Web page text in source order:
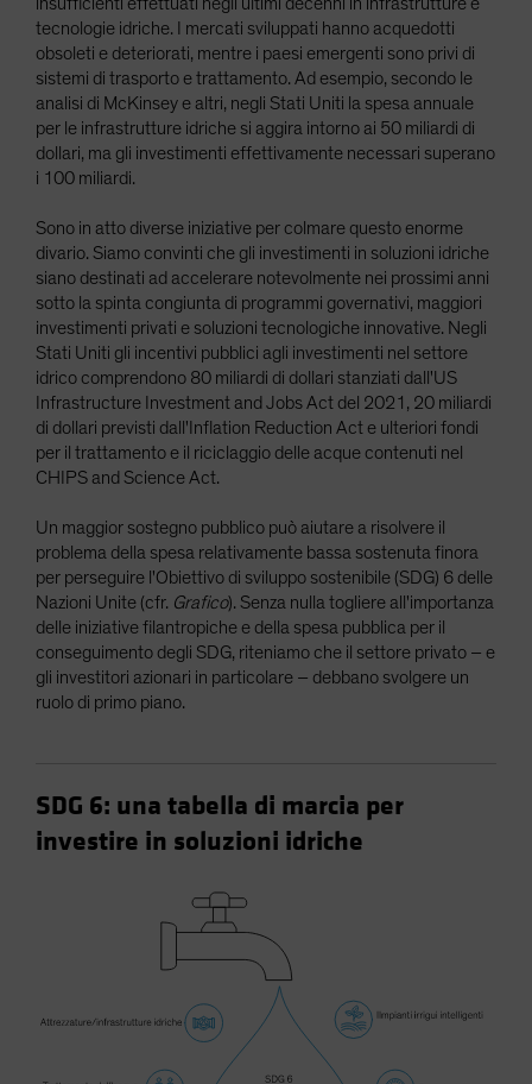
tecnologie idriche. I mercati sviluppati hanno acquedotti
obsoleti e deteriorati, mentre i paesi emergenti sono privi di
sistemi di trasporto e trattamento. Ad esempio, secondo le
analisi di McKinsey e altri, negli Stati Uniti la spesa annuale
per le infrastrutture idriche si aggira intorno ai 50 miliardi di
dollari, ma gli investimenti effettivamente necessari superano
i 100 miliardi.
Sono in atto diverse iniziative per colmare questo enorme
divario. Siamo convinti che gli investimenti in soluzioni idriche
siano destinati ad accelerare notevolmente nei prossimi anni
sotto la spinta congiunta di programmi governativi, maggiori
investimenti privati e soluzioni tecnologiche innovative. Negli
Stati Uniti gli incentivi pubblici agli investimenti nel settore
idrico comprendono 80 miliardi di dollari stanziati dall'US
Infrastructure Investment and Jobs Act del 2021, 20 miliardi
di dollari previsti dall'Inflation Reduction Act e ulteriori fondi
per il trattamento e il riciclaggio delle acque contenuti nel
CHIPS and Science Act.
Un maggior sostegno pubblico può aiutare a risolvere il
problema della spesa relativamente bassa sostenuta finora
per perseguire l'Obiettivo di sviluppo sostenibile (SDG) 6 delle
Nazioni Unite (cfr. Grafico). Senza nulla togliere all'importanza
delle iniziative filantropiche e della spesa pubblica per il
conseguimento degli SDG, riteniamo che il settore privato – e
gli investitori azionari in particolare – debbano svolgere un
ruolo di primo piano.
SDG 6: una tabella di marcia per
investire in soluzioni idriche